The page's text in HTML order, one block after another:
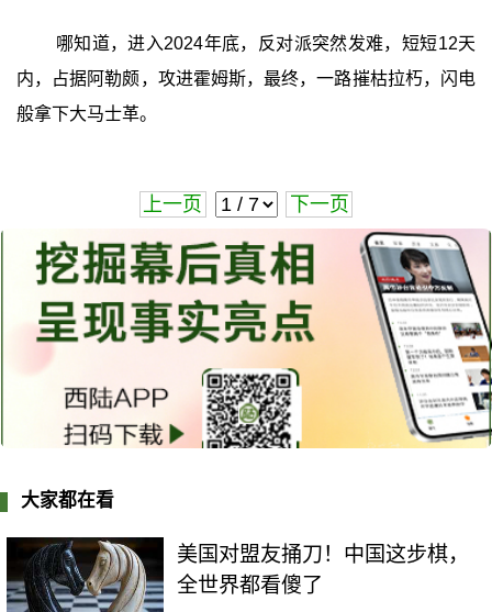
哪知道，进入2024年底，反对派突然发难，短短12天
内，占据阿勒颇，攻进霍姆斯，最终，一路摧枯拉朽，闪电
般拿下大马士革。
上一页 下一页
大家都在看
美国对盟友捅刀！中国这步棋，
全世界都看傻了